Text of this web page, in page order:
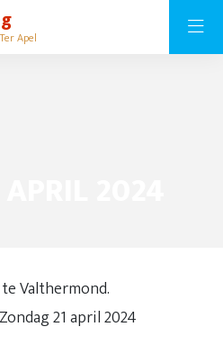
Apel
te Valthermond.
21 april 2024